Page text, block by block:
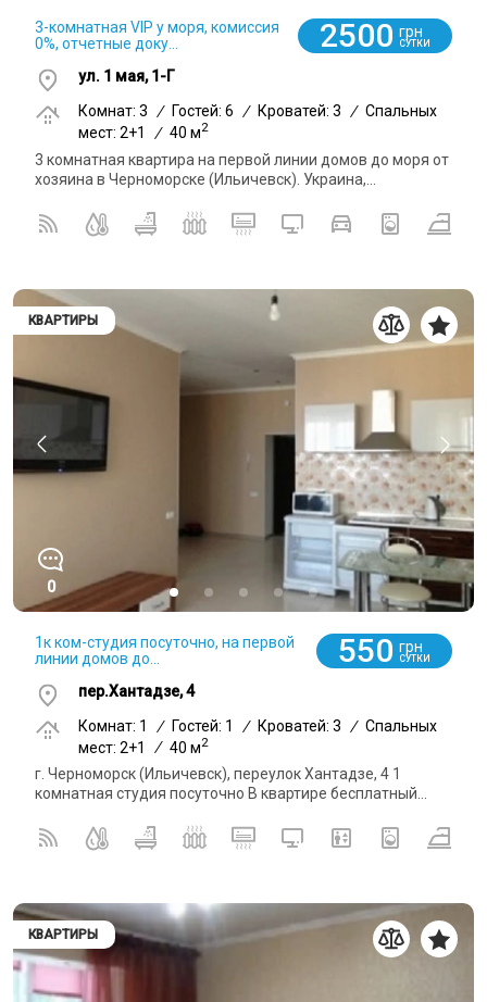
3-комнатная VIP у моря, комиссия
0%, отчетные доку...
2500 грн
СУТКИ
ул. 1 мая, 1-Г
Комнат: 3
/ Гостей: 6 / Кроватей: 3 / Спальных
мест: 2+1
/ 40 м2
3 комнатная квартира на первой линии домов до моря от
хозяина в Черноморске (Ильичевск). Украина,...
КВАРТИРЫ
0
1к ком-студия посуточно, на первой
линии домов до...
550 грн
СУТКИ
пер.Хантадзе, 4
Комнат: 1
/ Гостей: 1 / Кроватей: 3 / Спальных
мест: 2+1
/ 40 м2
г. Черноморск (Ильичевск), переулок Хантадзе, 4 1
комнатная студия посуточно В квартире бесплатный...
КВАРТИРЫ